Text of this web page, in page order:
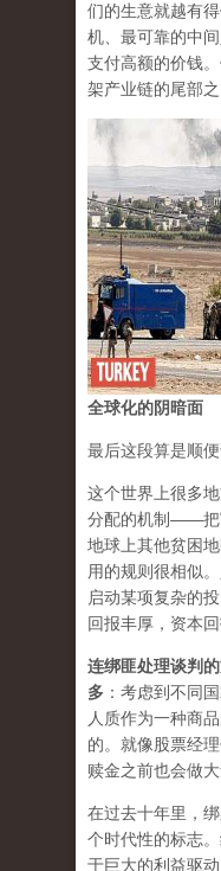
们的生意就越有
机、最可靠的中
支付高额的价钱。
架产业链的尾部
全球化的阴暗面
最后这段算是顺
这个世界上很多
分配的机制——把
地球上其他贫困
用的规则很相似。
启动某项复杂的
回报丰厚，资本
连绑匪处理谈判
多 ：考虑到不同
人质作为一种商
的。就像股票经
赎金之前也会做大
在过去十年里，
个时代性的标志
于巨大的利益驱